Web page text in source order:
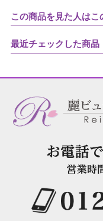
この商品を見た人はこ
最近チェックした商品